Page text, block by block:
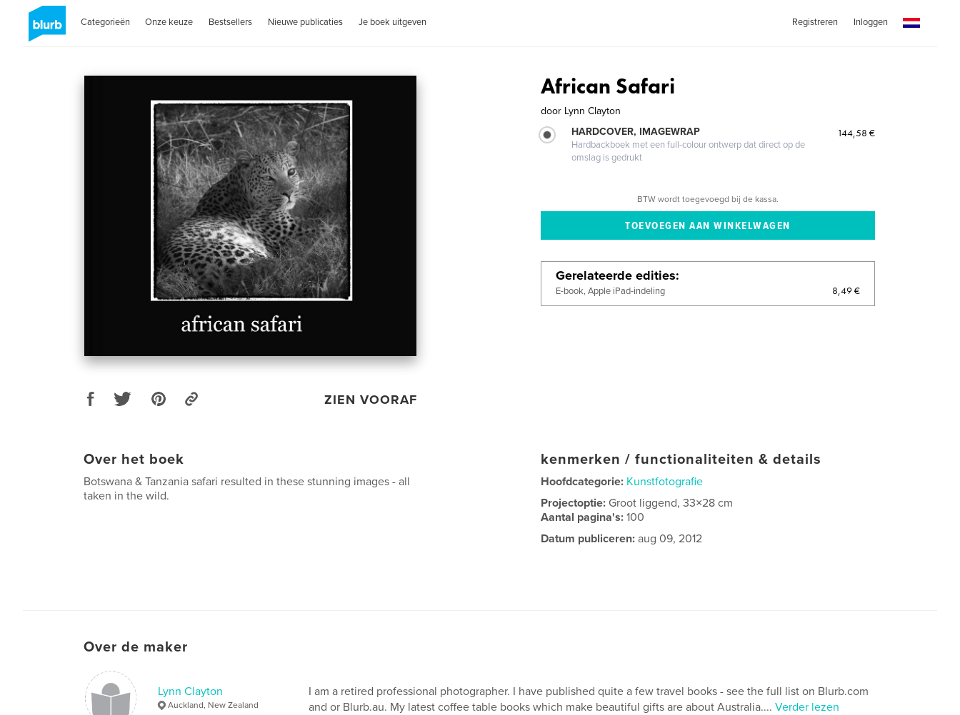
Categorieën Onze keuze Bestsellers Nieuwe publicaties Je boek uitgeven Registreren Inloggen
ZIEN VOORAF
African Safari
door Lynn Clayton
HARDCOVER, IMAGEWRAP
Hardbackboek met een full-colour ontwerp dat direct op de
omslag is gedrukt
144,58 €
BTW wordt toegevoegd bij de kassa.
Gerelateerde edities
E-book, Apple iPad-indeling 8,49 €
Over het boek
Botswana & Tanzania safari resulted in these stunning images - all
taken in the wild.
kenmerken / functionaliteiten & details
Hoofdcategorie: Kunstfotografie
Projectoptie: Groot liggend, 33×28 cm
Aantal pagina's:100
Datum publiceren: aug 09, 2012
Over de maker
Lynn Clayton
Auckland, New Zealand
I am a retired professional photographer. I have published quite a few travel books - see the full list on Blurb.com
and or Blurb.au. My latest coffee table books which make beautiful gifts are about Australia.... Verder lezen